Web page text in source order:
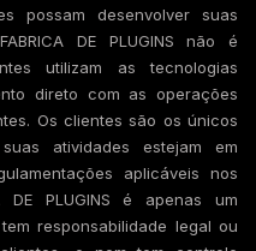
possam desenvolver suas
DE PLUGINS não é
utilizam as tecnologias
direto com as operações
Os clientes são os únicos
atividades estejam em
aplicáveis nos
DE PLUGINS é apenas um
responsabilidade legal ou